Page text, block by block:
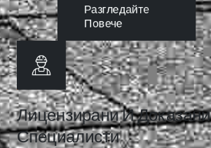
Разгледайте
Повече
Лицензирани И Доказани
Специалисти